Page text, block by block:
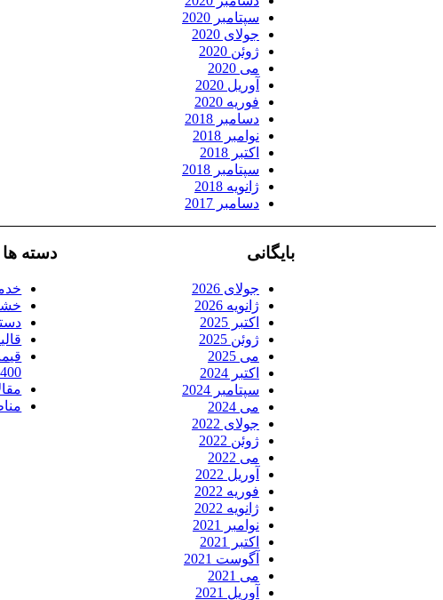
سپتامبر 2020
جولای 2020
ژوئن 2020
می 2020
آوریل 2020
فوریه 2020
دسامبر 2018
نوامبر 2018
اکتبر 2018
سپتامبر 2018
ژانویه 2018
دسامبر 2017
دسته ها بایگانی
جولای 2026
ژانویه 2026
اکتبر 2025
ژوئن 2025
می 2025
اکتبر 2024
سپتامبر 2024
می 2024
جولای 2022
ژوئن 2022
می 2022
آوریل 2022
فوریه 2022
ژانویه 2022
نوامبر 2021
اکتبر 2021
آگوست 2021
می 2021
آوریل 2021